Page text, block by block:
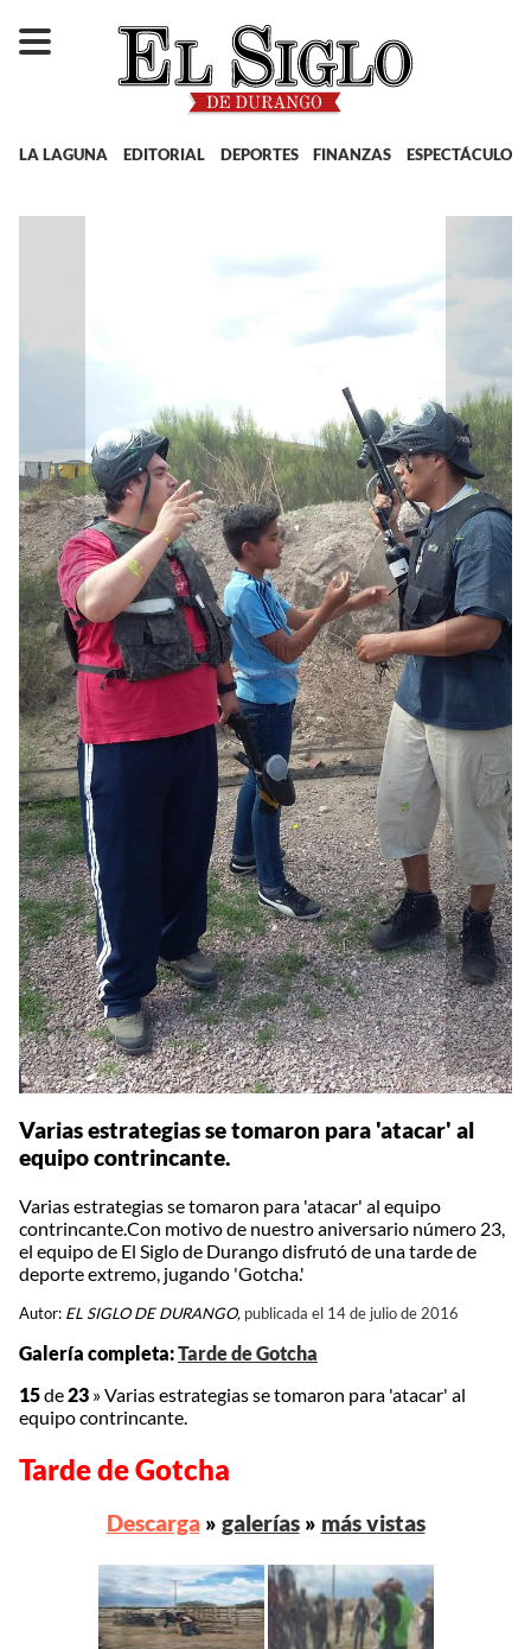
LA LAGUNA EDITORIAL DEPORTES FINANZAS ESPECTÁCULOS
Varias estrategias se tomaron para 'atacar' al
equipo contrincante.
Varias estrategias se tomaron para 'atacar' al equipo
contrincante.Con motivo de nuestro aniversario número 23,
el equipo de El Siglo de Durango disfrutó de una tarde de
deporte extremo, jugando 'Gotcha.'
Autor: EL SIGLO DE DURANGO, publicada el 14 de julio de 2016
Galería completa:Tarde de Gotcha
15de23 »Varias estrategias se tomaron para 'atacar' al
equipo contrincante.
Tarde de Gotcha
Descarga» galerías» más vistas